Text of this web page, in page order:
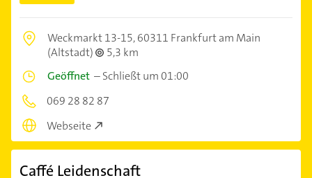
Weckmarkt 13-15,60311 Frankfurt am Main
(Altstadt)
5,3 km
Geöffnet –Schließt um 01:00
069 28 82 87
Webseite
Caffé Leidenschaft